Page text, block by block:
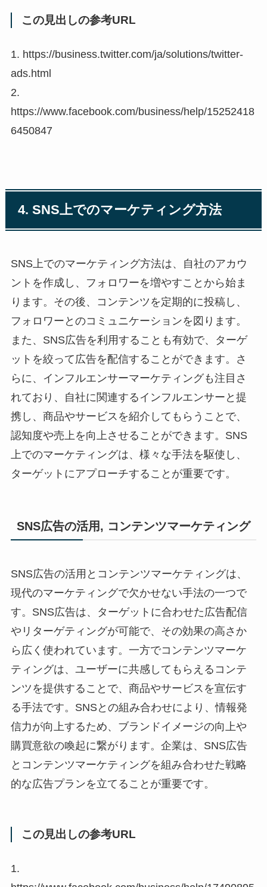
この見出しの参考URL
1. https://business.twitter.com/ja/solutions/twitter-
ads.html
2.
https://www.facebook.com/business/help/15252418
6450847
4. SNS上でのマーケティング方法
SNS上でのマーケティング方法は、自社のアカウ
ントを作成し、フォロワーを増やすことから始ま
ります。その後、コンテンツを定期的に投稿し、
フォロワーとのコミュニケーションを図ります。
また、SNS広告を利用することも有効で、ターゲ
ットを絞って広告を配信することができます。さ
らに、インフルエンサーマーケティングも注目さ
れており、自社に関連するインフルエンサーと提
携し、商品やサービスを紹介してもらうことで、
認知度や売上を向上させることができます。SNS
上でのマーケティングは、様々な手法を駆使し、
ターゲットにアプローチすることが重要です。
SNS広告の活用, コンテンツマーケティング
SNS広告の活用とコンテンツマーケティングは、
現代のマーケティングで欠かせない手法の一つで
す。SNS広告は、ターゲットに合わせた広告配信
やリターゲティングが可能で、その効果の高さか
ら広く使われています。一方でコンテンツマーケ
ティングは、ユーザーに共感してもらえるコンテ
ンツを提供することで、商品やサービスを宣伝す
る手法です。SNSとの組み合わせにより、情報発
信力が向上するため、ブランドイメージの向上や
購買意欲の喚起に繋がります。企業は、SNS広告
とコンテンツマーケティングを組み合わせた戦略
的な広告プランを立てることが重要です。
この見出しの参考URL
1.